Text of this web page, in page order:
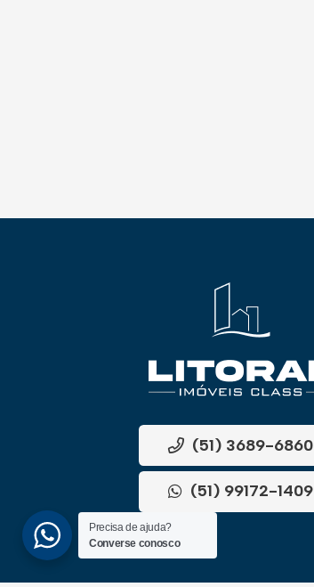
(51) 3689-6860
(51) 99172-1409
Precisa de ajuda?
Converse conosco